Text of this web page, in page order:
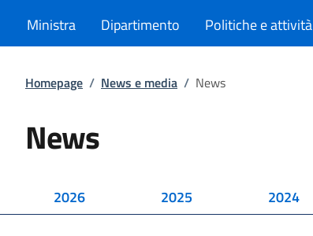
Ministra Dipartimento Politiche e attività
Homepage / News e media / News
News
2026 2025 2024